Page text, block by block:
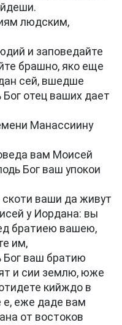
людским,
и заповедайте
брашно, яко еще
сей, вшедше
отец ваших дает
Манассиину
вам Моисей
Бог ваш упокои
ваши да живут
у Иордана: вы
братиею вашею,
им,
Бог ваш братию
и сии землю, юже
кийждо в
е, еже даде вам
от востоков